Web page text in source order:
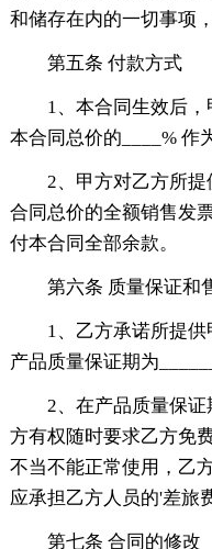
和储存在内的一切事项
第五条 付款方式
1、本合同生效后
本合同总价的____% 作
2、甲方对乙方所
合同总价的全额销售发
付本合同全部余款。
第六条 质量保证和
1、乙方承诺所提供
产品质量保证期为
2、在产品质量保
方有权随时要求乙方免
不当不能正常使用，乙
应承担乙方人员的'差旅
第七条 合同的修改